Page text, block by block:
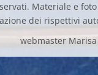
Materiale e
dei rispettivi
webmaster